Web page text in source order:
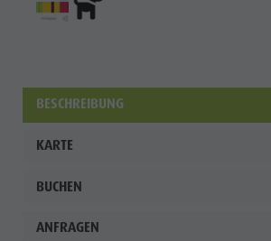
BESCHREIBUNG
KARTE
BUCHEN
ANFRAGEN